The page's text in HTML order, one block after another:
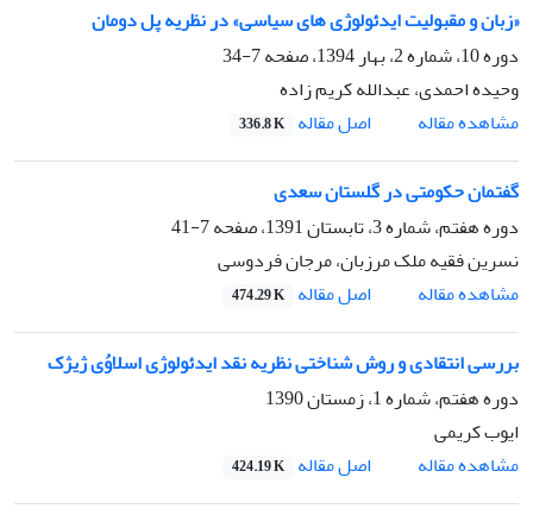
«زبان و مقبولیت ایدئولوژی های سیاسی» در نظریه پل دومان
دوره 10، شماره 2، بهار 1394، صفحه
7-34
وحیده احمدی، عبدالله کریم زاده
مشاهده مقاله
اصل مقاله 336.8 K
گفتمان حکومتی در گلستان سعدی
دوره هفتم، شماره 3، تابستان 1391، صفحه
7-41
نسرین فقیه ملک مرزبان، مرجان فردوسی
مشاهده مقاله
اصل مقاله 474.29 K
بررسی انتقادی و روش شناختی نظریه نقد ایدئولوژی اسلاوُی ژیژک
دوره هفتم، شماره 1، زمستان 1390
ایوب کریمی
مشاهده مقاله
اصل مقاله 424.19 K